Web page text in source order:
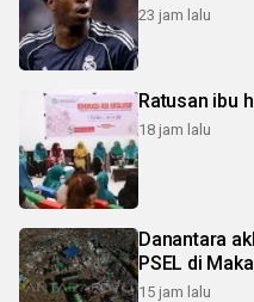
23 jam lalu
Ratusan ibu
18 jam lalu
Danantara
PSEL di
15 jam lalu